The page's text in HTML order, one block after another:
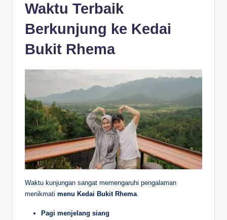
Waktu Terbaik
Berkunjung ke Kedai
Bukit Rhema
Waktu kunjungan sangat memengaruhi pengalaman
menikmati menu Kedai Bukit Rhema.
Pagi menjelang siang